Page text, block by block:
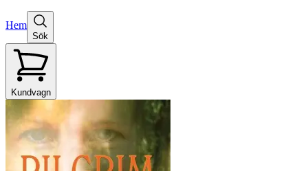
Hem
Sök
Kundvagn